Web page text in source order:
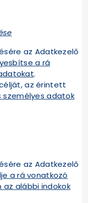
az Adatkezelő
a rá
.
az érintett
személyes adatok
az Adatkezelő
a rá vonatkozó
alábbi indokok